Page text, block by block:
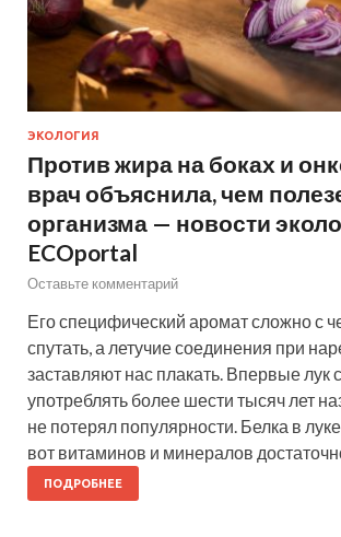
ЭКОЛОГИЯ
Против жира на боках и
врач объяснила, чем
организма — новости
ECOportal
Оставьте комментарий
Его специфический аромат сложно с
спутать, а летучие соединения при
заставляют нас плакать. Впервые лук
употреблять более шести тысяч лет
не потерял популярности. Белка в
вот витаминов и минералов
ПОДРОБНЕЕ